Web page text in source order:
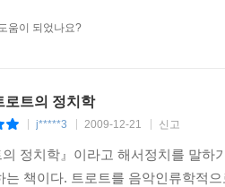
지역화(1980년대~1990년대 초)
뿌리내리기에 성공한 트로트는
는 트로트의 새로운 도약을 가능케
의 판매가 호황을 누리게 된 것이다.
움이 되었나요?
로트의 정치학
j*****3 2009-12-21 신고
의 정치학』이라고 해서정치를 말
는 책이다. 트로트를 음악인류학적